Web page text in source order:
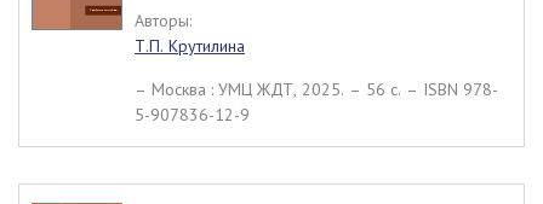
Авторы:
Т.П. Крутилина
– Москва : УМЦ ЖДТ, 2025. – 56 c. – ISBN 978-
5-907836-12-9